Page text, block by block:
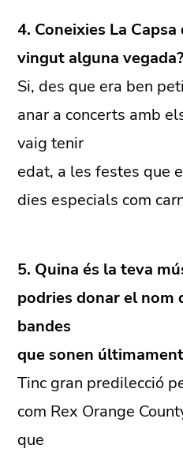
4. Coneixies La Capsa
vingut alguna vegada?
Si, des que era ben
anar a concerts amb
vaig tenir
edat, a les festes que
dies especials com
5. Quina és la teva
podries donar el nom
bandes
que sonen
Tinc gran predilecció
com Rex Orange
que